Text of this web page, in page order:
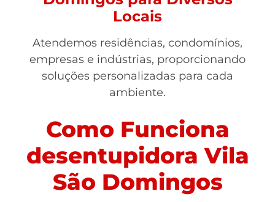
Locais
Atendemos residências, condomínios,
empresas e indústrias, proporcionando
soluções personalizadas para cada
ambiente.
Como Funciona
desentupidora Vila
São Domingos